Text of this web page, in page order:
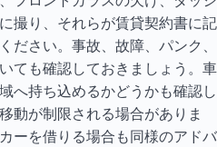
撮り、それらが賃貸契約書に記
ださい。事故、故障、パンク、
ても確認しておきましょう。車
へ持ち込めるかどうかも確認し
動が制限される場合がありま
ーを借りる場合も同様のアドバ